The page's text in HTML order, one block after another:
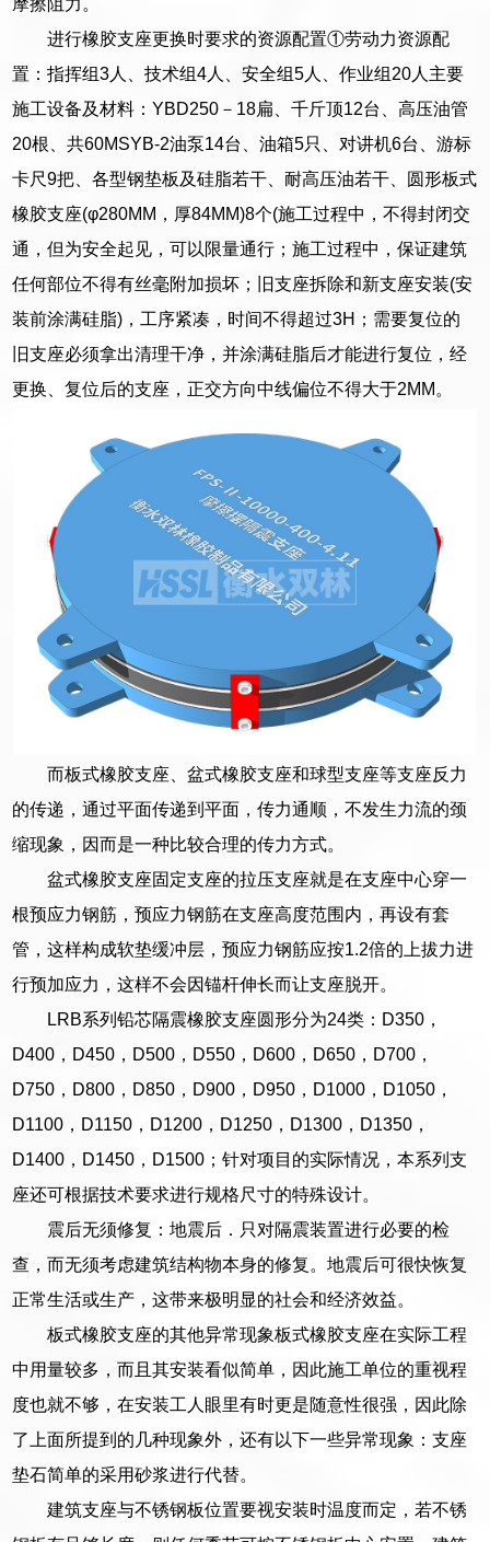
摩擦阻力。
进行橡胶支座更换时要求的资源配置①劳动力资源配
置：指挥组3人、技术组4人、安全组5人、作业组20人主要
施工设备及材料：YBD250－18扁、千斤顶12台、高压油管
20根、共60MSYB-2油泵14台、油箱5只、对讲机6台、游标
卡尺9把、各型钢垫板及硅脂若干、耐高压油若干、圆形板式
橡胶支座(φ280MM，厚84MM)8个(施工过程中，不得封闭交
通，但为安全起见，可以限量通行；施工过程中，保证建筑
任何部位不得有丝毫附加损坏；旧支座拆除和新支座安装(安
装前涂满硅脂)，工序紧凑，时间不得超过3H；需要复位的
旧支座必须拿出清理干净，并涂满硅脂后才能进行复位，经
更换、复位后的支座，正交方向中线偏位不得大于2MM。
而板式橡胶支座、盆式橡胶支座和球型支座等支座反力
的传递，通过平面传递到平面，传力通顺，不发生力流的颈
缩现象，因而是一种比较合理的传力方式。
盆式橡胶支座固定支座的拉压支座就是在支座中心穿一
根预应力钢筋，预应力钢筋在支座高度范围内，再设有套
管，这样构成软垫缓冲层，预应力钢筋应按1.2倍的上拔力进
行预加应力，这样不会因锚杆伸长而让支座脱开。
LRB系列铅芯隔震橡胶支座圆形分为24类：D350，
D400，D450，D500，D550，D600，D650，D700，
D750，D800，D850，D900，D950，D1000，D1050，
D1100，D1150，D1200，D1250，D1300，D1350，
D1400，D1450，D1500；针对项目的实际情况，本系列支
座还可根据技术要求进行规格尺寸的特殊设计。
震后无须修复：地震后．只对隔震装置进行必要的检
查，而无须考虑建筑结构物本身的修复。地震后可很快恢复
正常生活或生产，这带来极明显的社会和经济效益。
板式橡胶支座的其他异常现象板式橡胶支座在实际工程
中用量较多，而且其安装看似简单，因此施工单位的重视程
度也就不够，在安装工人眼里有时更是随意性很强，因此除
了上面所提到的几种现象外，还有以下一些异常现象：支座
垫石简单的采用砂浆进行代替。
建筑支座与不锈钢板位置要视安装时温度而定，若不锈